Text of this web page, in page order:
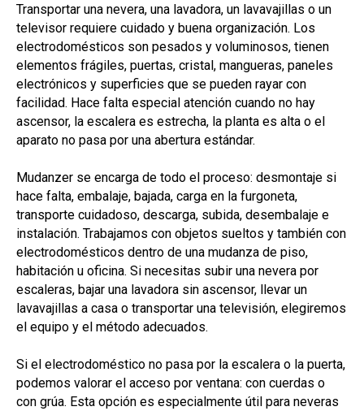
Transportar una nevera, una lavadora, un lavavajillas o un
televisor requiere cuidado y buena organización. Los
electrodomésticos son pesados y voluminosos, tienen
elementos frágiles, puertas, cristal, mangueras, paneles
electrónicos y superficies que se pueden rayar con
facilidad. Hace falta especial atención cuando no hay
ascensor, la escalera es estrecha, la planta es alta o el
aparato no pasa por una abertura estándar.
Mudanzer se encarga de todo el proceso: desmontaje si
hace falta, embalaje, bajada, carga en la furgoneta,
transporte cuidadoso, descarga, subida, desembalaje e
instalación. Trabajamos con objetos sueltos y también con
electrodomésticos dentro de una mudanza de piso,
habitación u oficina. Si necesitas subir una nevera por
escaleras, bajar una lavadora sin ascensor, llevar un
lavavajillas a casa o transportar una televisión, elegiremos
el equipo y el método adecuados.
Si el electrodoméstico no pasa por la escalera o la puerta,
podemos valorar el acceso por ventana: con cuerdas o
con grúa. Esta opción es especialmente útil para neveras